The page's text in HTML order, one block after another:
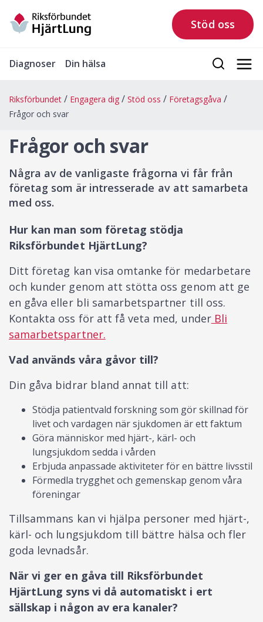
Stöd oss
Diagnoser Din hälsa
Riksförbundet Engagera dig Stöd oss
Företagsgåva
Frågor och svar
Frågor och svar
Några av de vanligaste frågorna vi får från
företag som är intresserade av att samarbeta
med oss.
Hur kan man som företag stödja
Riksförbundet HjärtLung?
Ditt företag kan visa omtanke för medarbetare
och kunder genom att stötta oss genom att ge
en gåva eller bli samarbetspartner till oss.
Kontakta oss för att få veta med, underBli
samarbetspartner.
Vad används våra gåvor till?
Din gåva bidrar bland annat till att:
Stödja patientvald forskning som gör skillnad för
livet och vardagen när sjukdomen är ett faktum
Göra människor med hjärt-, kärl- och
lungsjukdom sedda i vården
Erbjuda anpassade aktiviteter för en bättre livsstil
Förmedla trygghet och gemenskap genom våra
föreningar
Tillsammans kan vi hjälpa personer med hjärt-,
kärl- och lungsjukdom till bättre hälsa och fler
goda levnadsår.
När vi ger en gåva till Riksförbundet
HjärtLung syns vi då automatiskt i ert
sällskap i någon av era kanaler?